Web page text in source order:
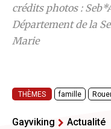
crédits photos :
Département de la
Marie
THÈMES famille
Gayviking Actualité